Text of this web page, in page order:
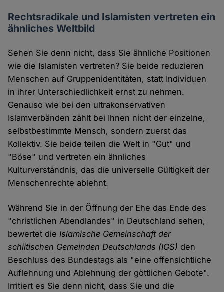
Rechtsradikale und Islamisten vertreten ein
ähnliches Weltbild
Sehen Sie denn nicht, dass Sie ähnliche Positionen
wie die Islamisten vertreten? Sie beide reduzieren
Menschen auf Gruppenidentitäten, statt Individuen
in ihrer Unterschiedlichkeit ernst zu nehmen.
Genauso wie bei den ultrakonservativen
Islamverbänden zählt bei Ihnen nicht der einzelne,
selbstbestimmte Mensch, sondern zuerst das
Kollektiv. Sie beide teilen die Welt in "Gut" und
"Böse" und vertreten ein ähnliches
Kulturverständnis, das die universelle Gültigkeit der
Menschenrechte ablehnt.
Während Sie in der Öffnung der Ehe das Ende des
"christlichen Abendlandes" in Deutschland sehen,
bewertet dieIslamische Gemeinschaft der
schiitischen Gemeinden Deutschlands (IGS) den
Beschluss des Bundestags als "eine offensichtliche
Auflehnung und Ablehnung der göttlichen Gebote".
Irritiert es Sie denn nicht, dass Sie und die